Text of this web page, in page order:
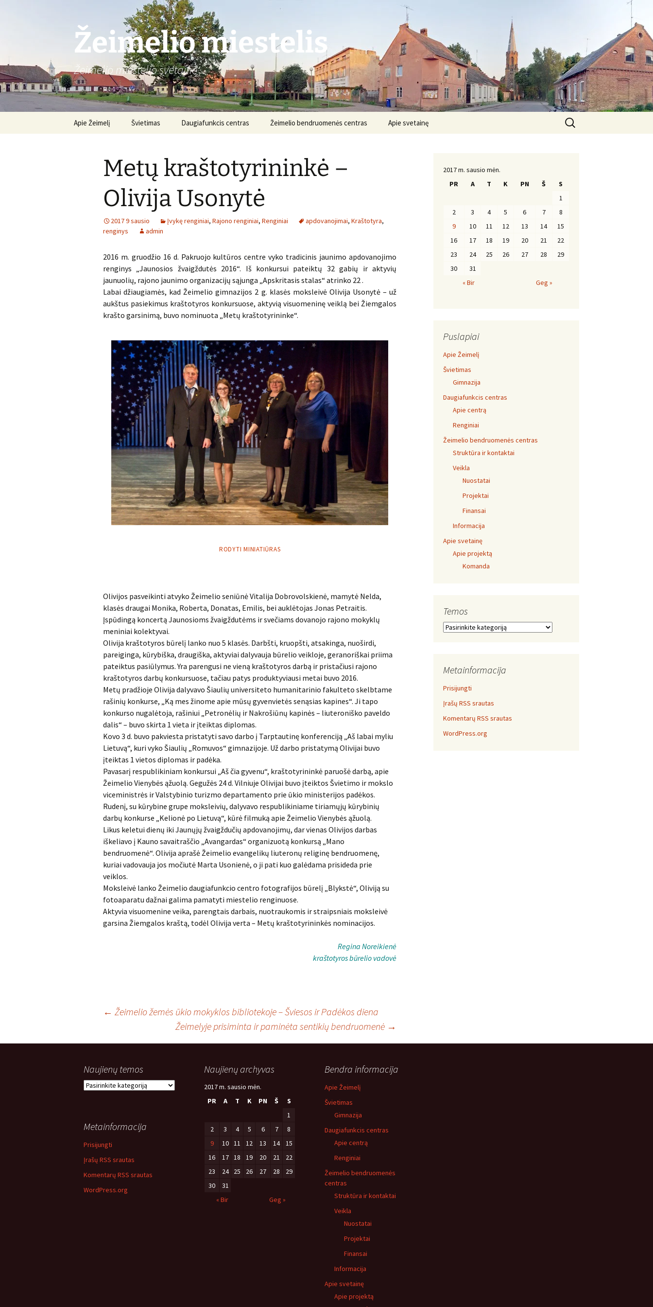
Žeimelio miestelis
Žeimelio miestelio svetainė
Apie Žeimelį Švietimas Daugiafunkcis centras
Renginiai
Žeimelio bendruomenės centras
Veikla
Apie svetainę
Ieškoti:
Metų kraštotyrininkė –
Olivija Usonytė
2017 9 sausio Įvykę renginiai, Rajono renginiai, Renginiai apdovanojimai, Kraštotyra,
renginys
admin
2016 m. gruodžio 16 d. Pakruojo kultūros centre vyko tradicinis jaunimo apdovanojimo
renginys „Jaunosios žvaigždutės 2016“. Iš konkursui pateiktų 32 gabių ir aktyvių
jaunuolių, rajono jaunimo organizacijų sąjunga „Apskritasis stalas“ atrinko 22 .
Labai džiaugiamės, kad Žeimelio gimnazijos 2 g. klasės moksleivė Olivija Usonytė – už
aukštus pasiekimus kraštotyros konkursuose, aktyvią visuomeninę veiklą bei Žiemgalos
krašto garsinimą, buvo nominuota „Metų kraštotyrininke“.
RODYTI MINIATIŪRAS
Olivijos pasveikinti atvyko Žeimelio seniūnė Vitalija Dobrovolskienė, mamytė Nelda,
klasės draugai Monika, Roberta, Donatas, Emilis, bei auklėtojas Jonas Petraitis.
Įspūdingą koncertą Jaunosioms žvaigždutėms ir svečiams dovanojo rajono mokyklų
meniniai kolektyvai.
Olivija kraštotyros būrelį lanko nuo 5 klasės. Darbšti, kruopšti, atsakinga, nuoširdi,
pareiginga, kūrybiška, draugiška, aktyviai dalyvauja būrelio veikloje, geranoriškai priima
pateiktus pasiūlymus. Yra parengusi ne vieną kraštotyros darbą ir pristačiusi rajono
kraštotyros darbų konkursuose, tačiau patys produktyviausi metai buvo 2016.
Metų pradžioje Olivija dalyvavo Šiaulių universiteto humanitarinio fakulteto skelbtame
rašinių konkurse, „Ką mes žinome apie mūsų gyvenvietės senąsias kapines“. Ji tapo
konkurso nugalėtoja, rašiniui „Petronėlių ir Nakrošiūnų kapinės – liuteroniško paveldo
dalis“ – buvo skirta 1 vieta ir įteiktas diplomas.
Kovo 3 d. buvo pakviesta pristatyti savo darbo į Tarptautinę konferenciją „Aš labai myliu
Lietuvą“, kuri vyko Šiaulių „Romuvos“ gimnazijoje. Už darbo pristatymą Olivijai buvo
įteiktas 1 vietos diplomas ir padėka.
Pavasarį respublikiniam konkursui „Aš čia gyvenu“, kraštotyrininkė paruošė darbą, apie
Žeimelio Vienybės ąžuolą. Gegužės 24 d. Vilniuje Olivijai buvo įteiktos Švietimo ir mokslo
viceministrės ir Valstybinio turizmo departamento prie ūkio ministerijos padėkos.
Rudenį, su kūrybine grupe moksleivių, dalyvavo respublikiniame tiriamųjų kūrybinių
darbų konkurse „Kelionė po Lietuvą“, kūrė filmuką apie Žeimelio Vienybės ąžuolą.
Likus keletui dienų iki Jaunųjų žvaigždučių apdovanojimų, dar vienas Olivijos darbas
iškeliavo į Kauno savaitraščio „Avangardas“ organizuotą konkursą „Mano
bendruomenė“. Olivija aprašė Žeimelio evangelikų liuteronų religinę bendruomenę,
kuriai vadovauja jos močiutė Marta Usonienė, o ji pati kuo galėdama prisideda prie
veiklos.
Moksleivė lanko Žeimelio daugiafunkcio centro fotografijos būrelį „Blykstė“, Oliviją su
fotoaparatu dažnai galima pamatyti miestelio renginuose.
Aktyvia visuomenine veika, parengtais darbais, nuotraukomis ir straipsniais moksleivė
garsina Žiemgalos kraštą, todėl Olivija verta – Metų kraštotyrininkės nominacijos.
Regina Noreikienė
kraštotyros būrelio vadovė
navigacija
← Žeimelio žemės ūkio mokyklos bibliotekoje – Šviesos ir Padėkos diena
Žeimelyje prisiminta ir paminėta sentikių bendruomenė →
2017 m. sausio mėn.
PR
A T K PN Š
S
1
2
3 4 5 6 7
8
9
10 11 12 13 14
15
16
17 18 19 20 21
22
23
24 25 26 27 28
29
30
31
« Bir
Geg »
Puslapiai
Apie Žeimelį
Švietimas
Gimnazija
Daugiafunkcis centras
Apie centrą
Renginiai
Žeimelio bendruomenės centras
Struktūra ir kontaktai
Veikla
Nuostatai
Projektai
Finansai
Informacija
Apie svetainę
Apie projektą
Komanda
Temos
Temos
Metainformacija
Prisijungti
Įrašų RSS srautas
Komentarų RSS srautas
WordPress.org
Naujienų temos
Naujienų
Naujienų archyvas
2017 m. sausio mėn.
PR
A T K PN Š
S
1
2
3 4 5 6 7
8
9
10 11 12 13 14
15
16
17 18 19 20 21
22
23
24 25 26 27 28
29
30
31
« Bir
Geg »
Bendra informacija
Apie Žeimelį
Švietimas
Gimnazija
Daugiafunkcis centras
Apie centrą
Renginiai
Žeimelio bendruomenės
centras
Struktūra ir kontaktai
Veikla
Nuostatai
Projektai
Finansai
Informacija
Apie svetainę
Apie projektą
Metainformacija
Prisijungti
Įrašų RSS srautas
Komentarų RSS srautas
WordPress.org